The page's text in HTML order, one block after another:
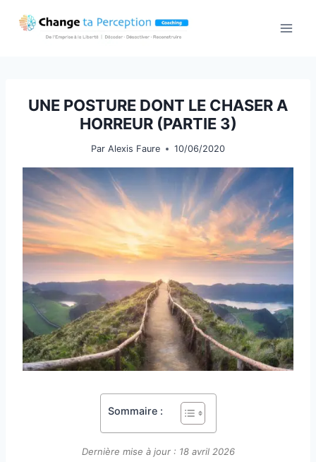
UNE POSTURE DONT LE CHASER A
HORREUR (PARTIE 3)
Par Alexis Faure 10/06/2020
Sommaire :
Dernière mise à jour : 18 avril 2026